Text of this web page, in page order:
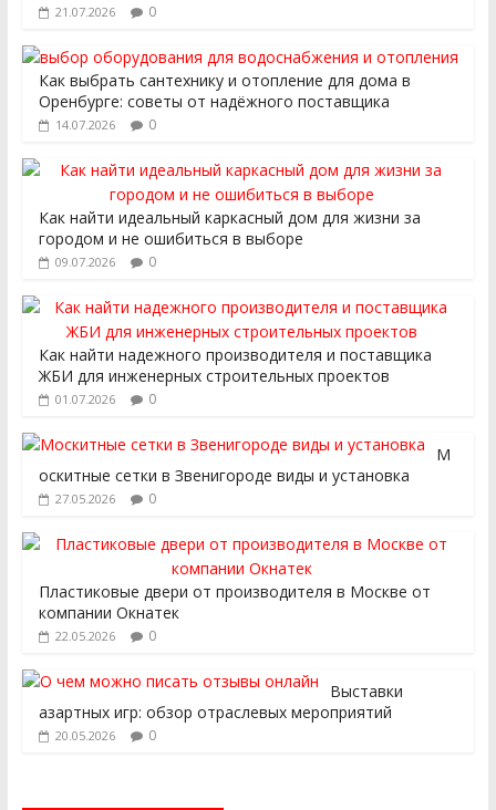
21.07.2026 0
Как выбрать сантехнику и отопление для дома в
Оренбурге: советы от надёжного поставщика
14.07.2026 0
Как найти идеальный каркасный дом для жизни за
городом и не ошибиться в выборе
09.07.2026 0
Как найти надежного производителя и поставщика
ЖБИ для инженерных строительных проектов
01.07.2026 0
М
оскитные сетки в Звенигороде виды и установка
27.05.2026 0
Пластиковые двери от производителя в Москве от
компании Окнатек
22.05.2026 0
Выставки
азартных игр: обзор отраслевых мероприятий
20.05.2026 0